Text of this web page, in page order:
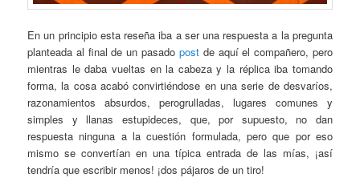
En un principio esta reseña iba a ser una respuesta a la pregunta
planteada al final de un pasado post de aquí el compañero, pero
mientras le daba vueltas en la cabeza y la réplica iba tomando
forma, la cosa acabó convirtiéndose en una serie de desvaríos,
razonamientos absurdos, perogrulladas, lugares comunes y
simples y llanas estupideces, que, por supuesto, no dan
respuesta ninguna a la cuestión formulada, pero que por eso
mismo se convertían en una típica entrada de las mías, ¡así
tendría que escribir menos! ¡dos pájaros de un tiro!